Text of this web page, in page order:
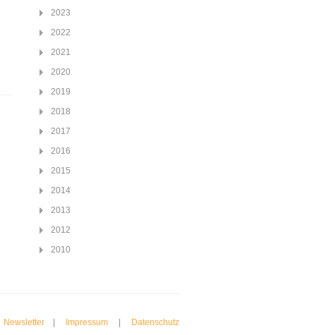
2023
2022
2021
2020
2019
2018
2017
2016
2015
2014
2013
2012
2010
Newsletter| Impressum Datenschutz